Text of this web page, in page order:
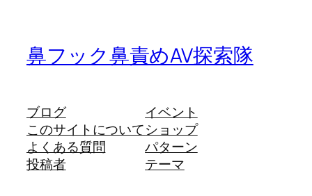
鼻フック鼻責めAV探索隊
ブログ
このサイトについて
よくある質問
投稿者
イベント
ショップ
パターン
テーマ